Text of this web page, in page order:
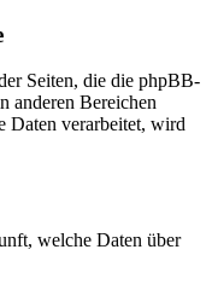
Seiten, die die phpBB-
anderen Bereichen
Daten verarbeitet, wird
welche Daten über